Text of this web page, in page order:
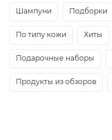
Шампуни Подборки
По типу кожи Хиты
Подарочные наборы
Продукты из обзоров